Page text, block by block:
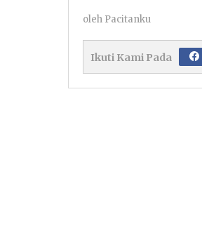
oleh Pacitanku
Ikuti Kami Pada